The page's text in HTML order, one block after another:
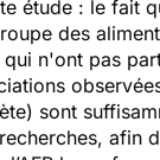
étude : le fait
des
n'ont pas
sont
afin